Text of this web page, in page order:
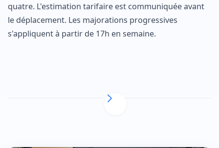
quatre. L'estimation tarifaire est communiquée avant
le déplacement. Les majorations progressives
s'appliquent à partir de 17h en semaine.